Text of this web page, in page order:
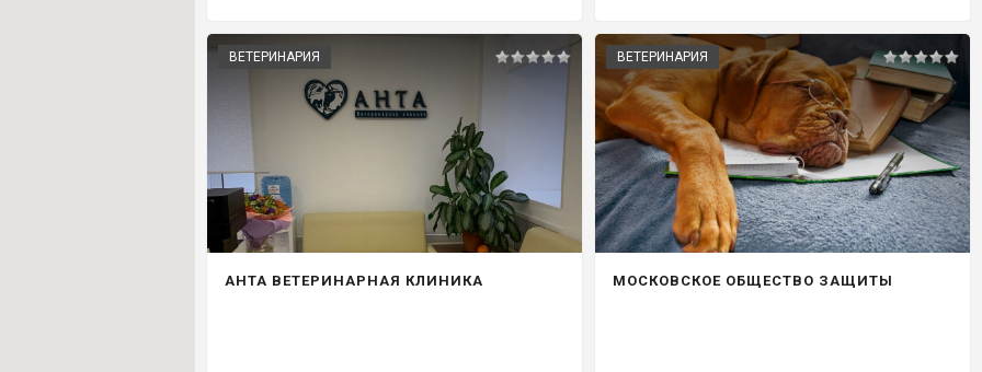
ВЕТЕРИНАРИЯ
АНТА ВЕТЕРИНАРНАЯ КЛИНИКА
ВЕТЕРИНАРИЯ
МОСКОВСКОЕ ОБЩЕСТВО ЗАЩИТЫ